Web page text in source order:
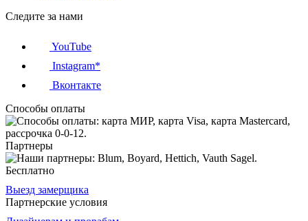
Следите за нами
YouTube
Instagram*
Вконтакте
Способы оплаты
Партнеры
Бесплатно
Выезд замерщика
Партнерские условия